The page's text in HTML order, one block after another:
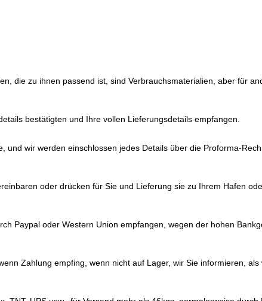
die zu ihnen passend ist, sind Verbrauchsmaterialien, aber für
bestätigten und Ihre vollen Lieferungsdetails empfangen.
wir werden einschlossen jedes Details über die Proforma-
oder drücken für Sie und Lieferung sie zu Ihrem Hafen
Paypal oder Western Union empfangen, wegen der hohen
Zahlung empfing, wenn nicht auf Lager, wir Sie informieren,